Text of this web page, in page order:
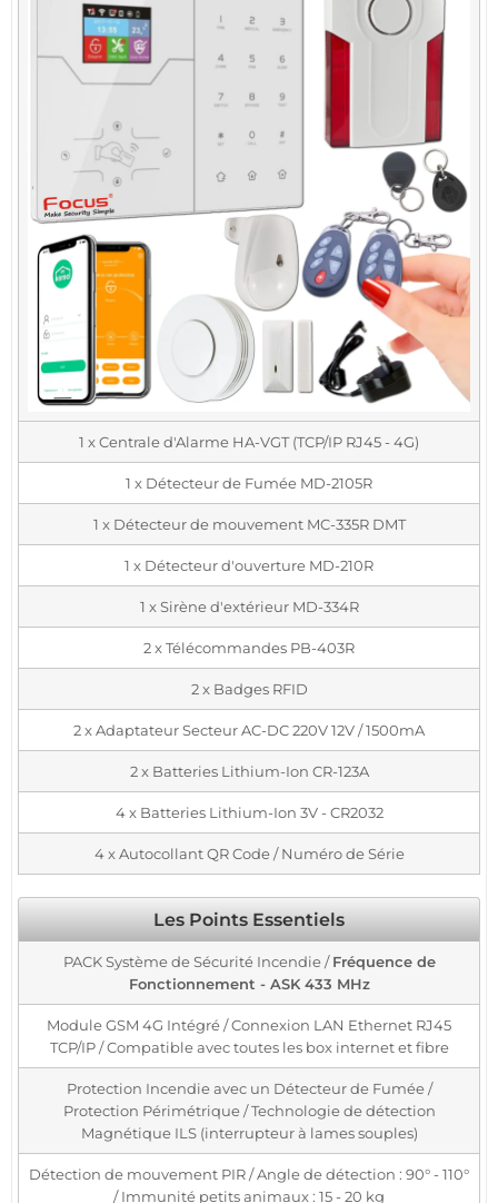
1 x Centrale d'Alarme HA-VGT (TCP/IP RJ45 - 4G)
1 x Détecteur de Fumée MD-2105R
1 x Détecteur de mouvement MC-335R DMT
1 x Détecteur d'ouverture MD-210R
1 x Sirène d'extérieur MD-334R
2 x Télécommandes PB-403R
2 x Badges RFID
2 x Adaptateur Secteur AC-DC 220V 12V / 1500mA
2 x Batteries Lithium-Ion CR-123A
4 x Batteries Lithium-Ion 3V - CR2032
4 x Autocollant QR Code / Numéro de Série
Les Points Essentiels
PACK Système de Sécurité Incendie /Fréquence de
Fonctionnement - ASK 433 MHz
Module GSM 4G Intégré / Connexion LAN Ethernet RJ45
TCP/IP / Compatible avec toutes les box internet et fibre
Protection Incendie avec un Détecteur de Fumée /
Protection Périmétrique / Technologie de détection
Magnétique ILS (interrupteur à lames souples)
Détection de mouvement PIR / Angle de détection : 90° - 110°
/ Immunité petits animaux : 15 - 20 kg